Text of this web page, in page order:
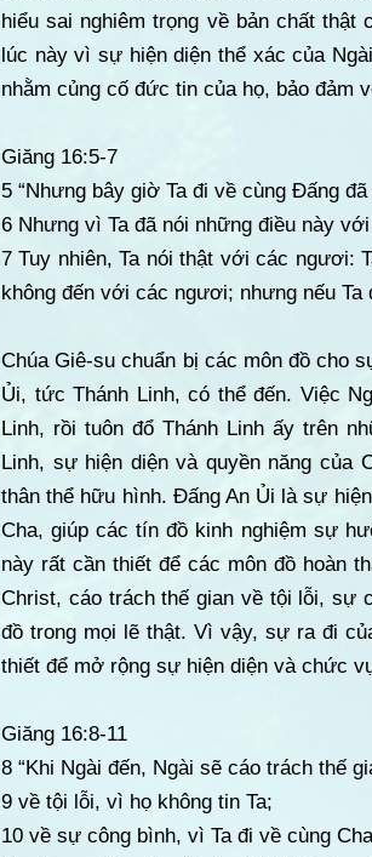
hiểu sai nghiêm trọng về bản chất
lúc này vì sự hiện diện thể xác của
nhằm củng cố đức tin của họ, bảo đảm
Giăng 16:5-7
5 “Nhưng bây giờ Ta đi về cùng Đấng
6 Nhưng vì Ta đã nói những điều này
7 Tuy nhiên, Ta nói thật với các ngươi:
không đến với các ngươi; nhưng nếu
Chúa Giê-su chuẩn bị các môn đồ cho
Ủi, tức Thánh Linh, có thể đến. Việc
Linh, rồi tuôn đổ Thánh Linh ấy trên
Linh, sự hiện diện và quyền năng của
thân thể hữu hình. Đấng An Ủi là sự
Cha, giúp các tín đồ kinh nghiệm sự
này rất cần thiết để các môn đồ hoàn
Christ, cáo trách thế gian về tội lỗi, sự
đồ trong mọi lẽ thật. Vì vậy, sự ra đi
thiết để mở rộng sự hiện diện và chức
Giăng 16:8-11
8 “Khi Ngài đến, Ngài sẽ cáo trách thế
9 về tội lỗi, vì họ không tin Ta;
10 về sự công bình, vì Ta đi về cùng